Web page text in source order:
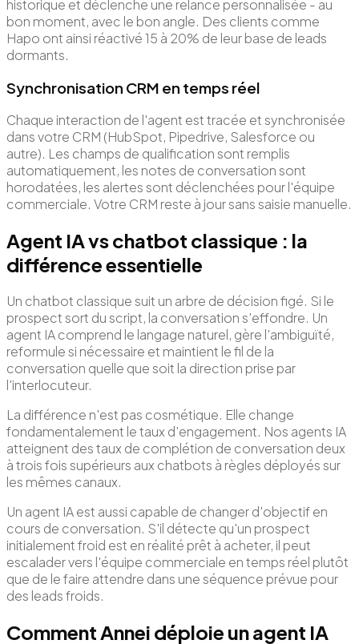
historique et déclenche une relance personnalisée - au
bon moment, avec le bon angle. Des clients comme
Hapo ont ainsi réactivé 15 à 20% de leur base de leads
dormants.
Synchronisation CRM en temps réel
Chaque interaction de l'agent est tracée et synchronisée
dans votre CRM (HubSpot, Pipedrive, Salesforce ou
autre). Les champs de qualification sont remplis
automatiquement, les notes de conversation sont
horodatées, les alertes sont déclenchées pour l'équipe
commerciale. Votre CRM reste à jour sans saisie manuelle.
Agent IA vs chatbot classique : la
différence essentielle
Un chatbot classique suit un arbre de décision figé. Si le
prospect sort du script, la conversation s'effondre. Un
agent IA comprend le langage naturel, gère l'ambiguïté,
reformule si nécessaire et maintient le fil de la
conversation quelle que soit la direction prise par
l'interlocuteur.
La différence n'est pas cosmétique. Elle change
fondamentalement le taux d'engagement. Nos agents IA
atteignent des taux de complétion de conversation deux
à trois fois supérieurs aux chatbots à règles déployés sur
les mêmes canaux.
Un agent IA est aussi capable de changer d'objectif en
cours de conversation. S'il détecte qu'un prospect
initialement froid est en réalité prêt à acheter, il peut
escalader vers l'équipe commerciale en temps réel plutôt
que de le faire attendre dans une séquence prévue pour
des leads froids.
Comment Annei déploie un agent IA